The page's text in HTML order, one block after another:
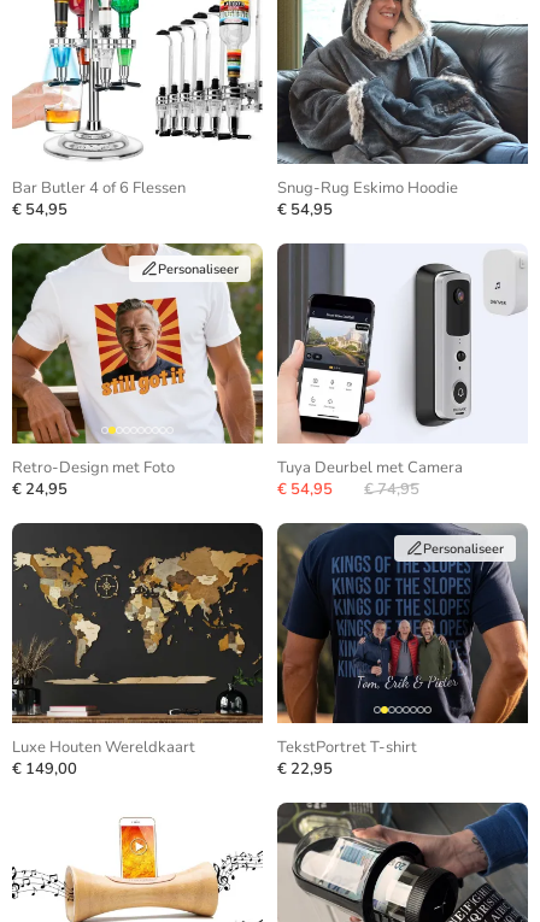
Bar Butler 4 of 6 Flessen
€ 54,95
Snug-Rug Eskimo Hoodie
€ 54,95
Personaliseer
Retro-Design met Foto
€ 24,95
Tuya Deurbel met Camera
€ 54,95
€ 74,95
Luxe Houten Wereldkaart
€ 149,00
Personaliseer
TekstPortret T-shirt
€ 22,95